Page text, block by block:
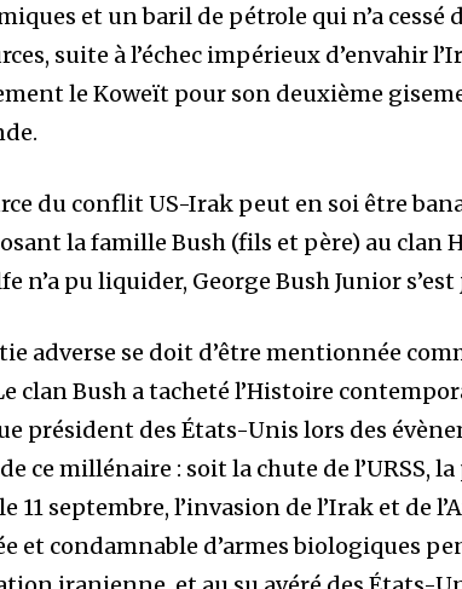
et un baril de pétrole qui n’a cessé
suite à l’échec impérieux d’envahir
le Koweït pour son deuxième
du conflit US-Irak peut en soi être
la famille Bush (fils et père) au clan
n’a pu liquider, George Bush Junior
adverse se doit d’être mentionnée
clan Bush a tacheté l’Histoire
président des États-Unis lors des
ce millénaire : soit la chute de l’URSS,
11 septembre, l’invasion de l’Irak et de
et condamnable d’armes biologiques